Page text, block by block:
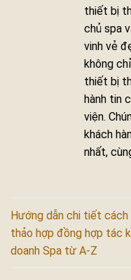
thiết bị
chủ spa
vinh vẻ
không
thiết bị
hành tin
viện.
khách
nhất,
Hướng dẫn chi tiết cách
thảo hợp đồng hợp tác
doanh Spa từ A-Z